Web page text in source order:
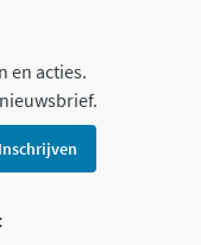
en acties.
Inschrijven